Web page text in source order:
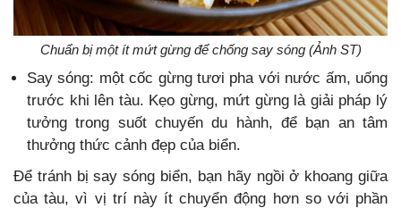
Chuẩn bị một ít mứt gừng để chống say sóng (Ảnh ST)
Say sóng: một cốc gừng tươi pha với nước ấm, uống
trước khi lên tàu. Kẹo gừng, mứt gừng là giải pháp lý
tưởng trong suốt chuyến du hành, để bạn an tâm
thưởng thức cảnh đẹp của biển.
Để tránh bị say sóng biển, bạn hãy ngồi ở khoang giữa
của tàu, vì vị trí này ít chuyển động hơn so với phần